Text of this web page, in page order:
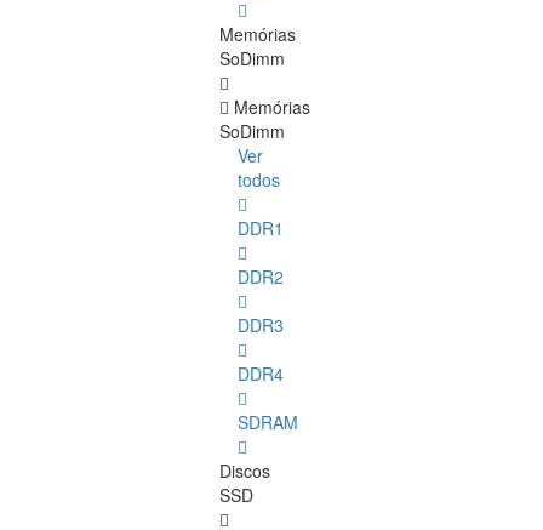
Memórias
SoDimm
Memórias
SoDimm
Ver
todos
DDR1
DDR2
DDR3
DDR4
SDRAM
Discos
SSD